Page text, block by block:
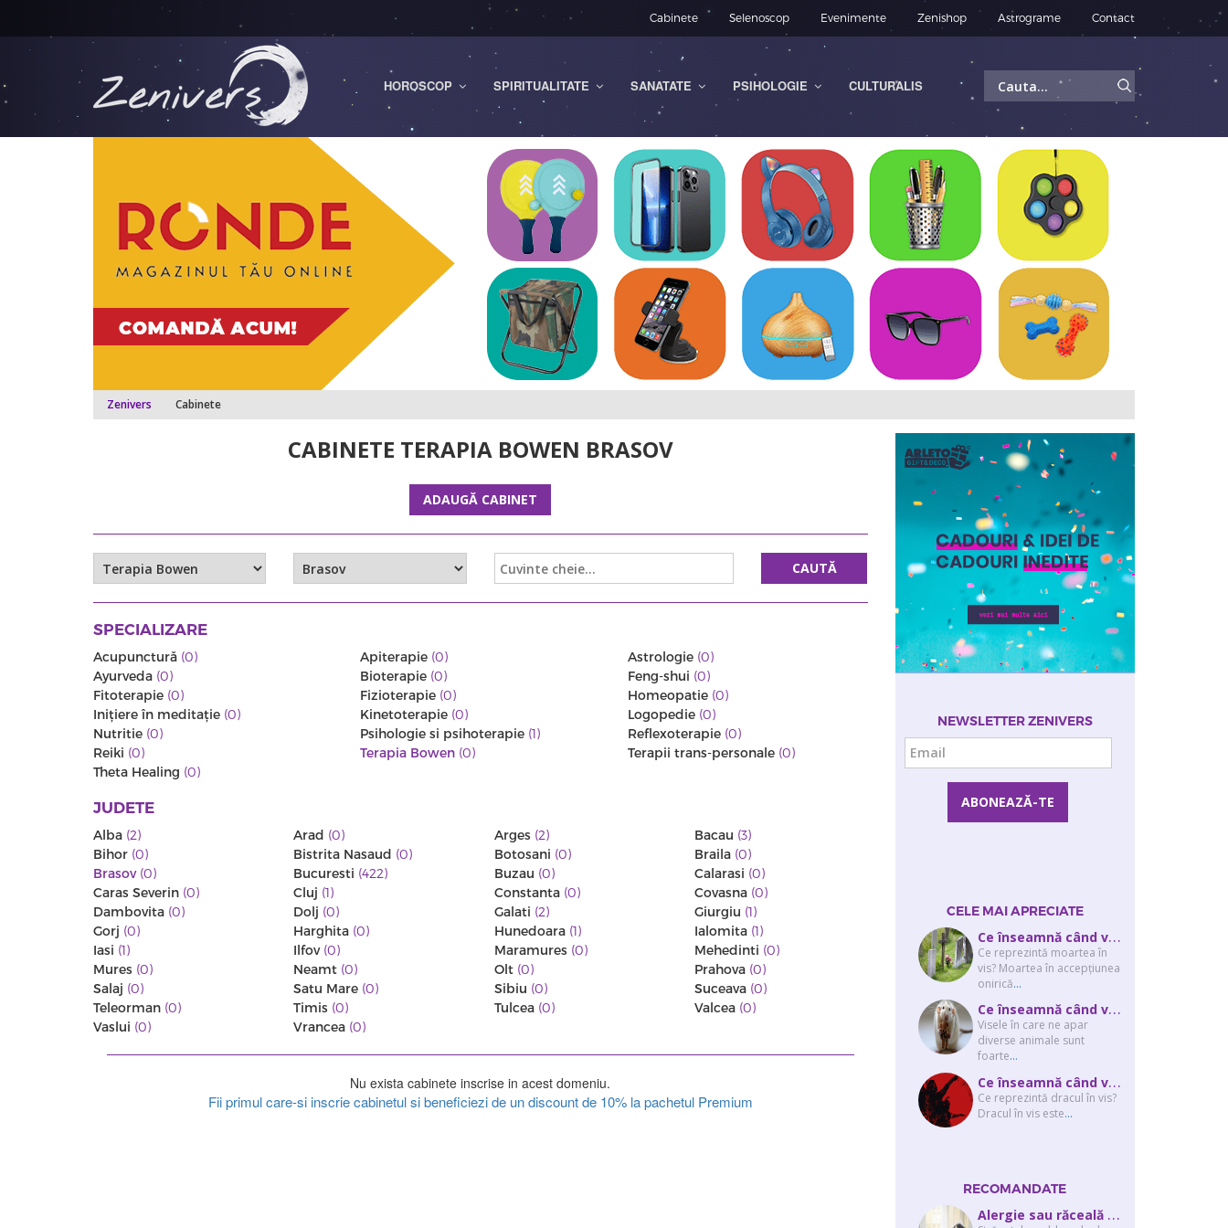
Cabinete Selenoscop Evenimente Zenishop Astrograme Contact
Caută
HOROSCOP SPIRITUALITATE SANATATE PSIHOLOGIE CULTURALIS
Zenivers Cabinete
CABINETE TERAPIA BOWEN BRASOV
ADAUGĂ CABINET
CAUTĂ
SPECIALIZARE
Acupunctură (0) Apiterapie (0) Astrologie (0)
Ayurveda (0) Bioterapie (0) Feng-shui (0)
Fitoterapie (0) Fizioterapie (0) Homeopatie (0)
Iniţiere în meditaţie (0) Kinetoterapie (0) Logopedie (0)
Nutritie (0) Psihologie si psihoterapie (1) Reflexoterapie (0)
Reiki (0) Terapia Bowen (0) Terapii trans-personale (0)
Theta Healing (0)
JUDETE
Alba (2) Arad (0) Arges (2) Bacau (3)
Bihor (0) Bistrita Nasaud (0) Botosani (0) Braila (0)
Brasov (0) Bucuresti (422) Buzau (0) Calarasi (0)
Caras Severin (0) Cluj (1) Constanta (0) Covasna (0)
Dambovita (0) Dolj (0) Galati (2) Giurgiu (1)
Gorj (0) Harghita (0) Hunedoara (1) Ialomita (1)
Iasi (1) Ilfov (0) Maramures (0) Mehedinti (0)
Mures (0) Neamt (0) Olt (0) Prahova (0)
Salaj (0) Satu Mare (0) Sibiu (0) Suceava (0)
Teleorman (0) Timis (0) Tulcea (0) Valcea (0)
Vaslui (0) Vrancea (0)
Nu exista cabinete inscrise in acest domeniu.
Fii primul care-si inscrie cabinetul si beneficiezi de un discount de 10% la pachetul Premium
NEWSLETTER ZENIVERS
CELE MAI APRECIATE
C
e înseamnă când visezi că moare cineva apropiat? Interpretarea visului în ...
Ce reprezintă moartea în
vis? Moartea în accepţiunea
onirică...
C
e înseamnă când visezi şobolani sau şoareci
Visele în care ne apar
diverse animale sunt
foarte...
C
e înseamnă când visezi un drac? Interpretarea visului în care apar unul sau...
Ce reprezintă dracul în vis?
Dracul în vis este...
RECOMANDATE
A
lergie sau răceală – cum îţi dai seama de ce suferi și de ce conteaz...